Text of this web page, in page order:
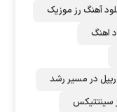
آهنگ رز‌ موزیک
اهنگ
ریپل در مسیر رشد
سینتتیکس